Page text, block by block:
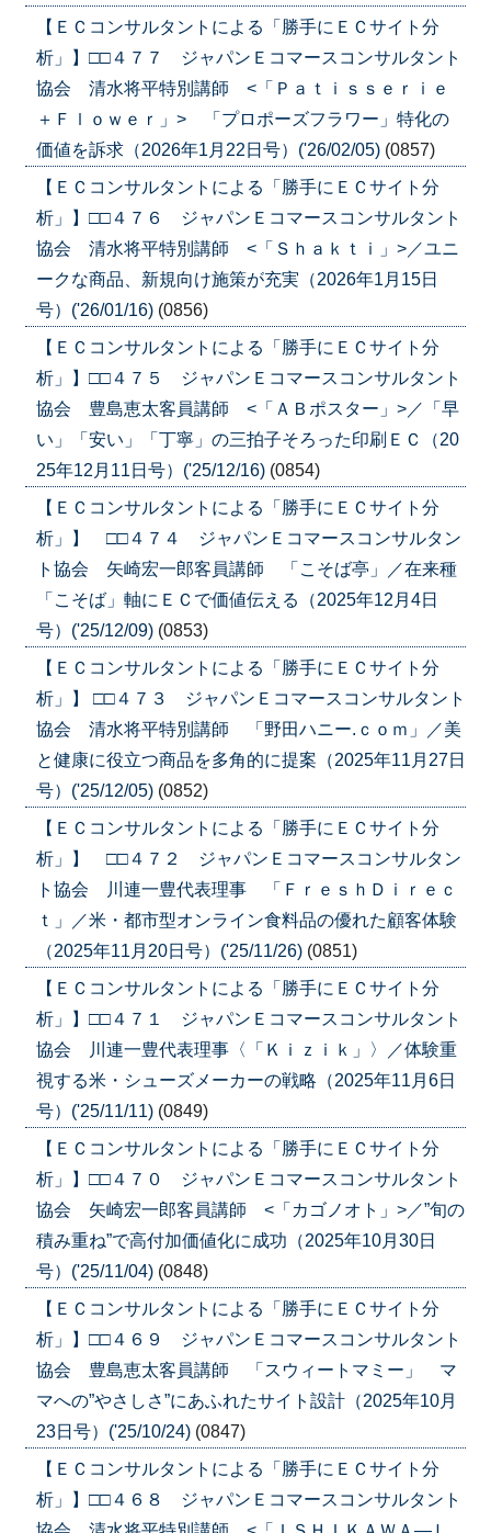
【ＥＣコンサルタントによる「勝手にＥＣサイト分
析」】□□４７７ ジャパンＥコマースコンサルタント
協会 清水将平特別講師 <「Ｐａｔｉｓｓｅｒｉｅ
＋Ｆｌｏｗｅｒ」> 「プロポーズフラワー」特化の
価値を訴求（2026年1月22日号）('26/02/05) (0857)
【ＥＣコンサルタントによる「勝手にＥＣサイト分
析」】□□４７６ ジャパンＥコマースコンサルタント
協会 清水将平特別講師 <「Ｓｈａｋｔｉ」>／ユニ
ークな商品、新規向け施策が充実（2026年1月15日
号）('26/01/16) (0856)
【ＥＣコンサルタントによる「勝手にＥＣサイト分
析」】□□４７５ ジャパンＥコマースコンサルタント
協会 豊島恵太客員講師 <「ＡＢポスター」>／「早
い」「安い」「丁寧」の三拍子そろった印刷ＥＣ（20
25年12月11日号）('25/12/16) (0854)
【ＥＣコンサルタントによる「勝手にＥＣサイト分
析」】 □□４７４ ジャパンＥコマースコンサルタン
ト協会 矢崎宏一郎客員講師 「こそば亭」／在来種
「こそば」軸にＥＣで価値伝える（2025年12月4日
号）('25/12/09) (0853)
【ＥＣコンサルタントによる「勝手にＥＣサイト分
析」】 □□４７３ ジャパンＥコマースコンサルタント
協会 清水将平特別講師 「野田ハニー.ｃｏｍ」／美
と健康に役立つ商品を多角的に提案（2025年11月27日
号）('25/12/05) (0852)
【ＥＣコンサルタントによる「勝手にＥＣサイト分
析」】 □□４７２ ジャパンＥコマースコンサルタン
ト協会 川連一豊代表理事 「ＦｒｅｓｈＤｉｒｅｃ
ｔ」／米・都市型オンライン食料品の優れた顧客体験
（2025年11月20日号）('25/11/26) (0851)
【ＥＣコンサルタントによる「勝手にＥＣサイト分
析」】□□４７１ ジャパンＥコマースコンサルタント
協会 川連一豊代表理事〈「Ｋｉｚｉｋ」〉／体験重
視する米・シューズメーカーの戦略（2025年11月6日
号）('25/11/11) (0849)
【ＥＣコンサルタントによる「勝手にＥＣサイト分
析」】□□４７０ ジャパンＥコマースコンサルタント
協会 矢崎宏一郎客員講師 <「カゴノオト」>／”旬の
積み重ね”で高付加価値化に成功（2025年10月30日
号）('25/11/04) (0848)
【ＥＣコンサルタントによる「勝手にＥＣサイト分
析」】□□４６９ ジャパンＥコマースコンサルタント
協会 豊島恵太客員講師 「スウィートマミー」 マ
マへの”やさしさ”にあふれたサイト設計（2025年10月
23日号）('25/10/24) (0847)
【ＥＣコンサルタントによる「勝手にＥＣサイト分
析」】□□４６８ ジャパンＥコマースコンサルタント